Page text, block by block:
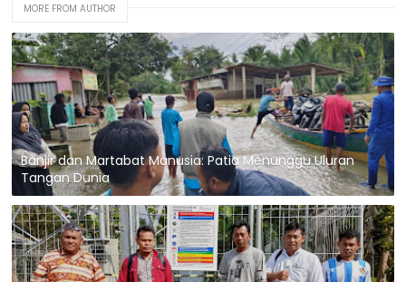
MORE FROM AUTHOR
Banjir dan Martabat Manusia: Patia Menunggu Uluran
Tangan Dunia